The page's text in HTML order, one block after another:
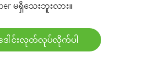
မရှိသေးဘူးလား။
ေါင်းလုတ်လုပ်လိုက်ပါ